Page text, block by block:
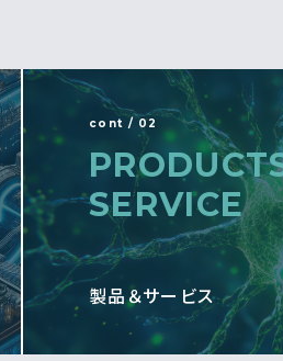
cont / 02
SERVICE
製品＆サービス